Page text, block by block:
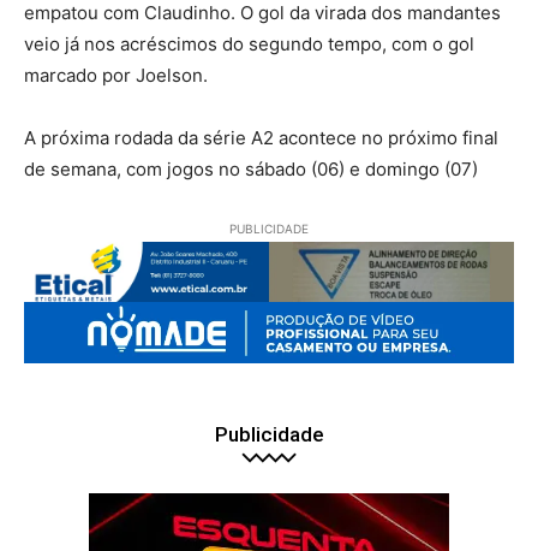
empatou com Claudinho. O gol da virada dos mandantes
veio já nos acréscimos do segundo tempo, com o gol
marcado por Joelson.
A próxima rodada da série A2 acontece no próximo final
de semana, com jogos no sábado (06) e domingo (07)
PUBLICIDADE
Publicidade